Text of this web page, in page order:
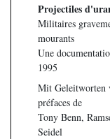
Projectiles
Militaires
mourants
Une
1995
Mit Geleitworten
préfaces de
Tony Benn,
Seidel